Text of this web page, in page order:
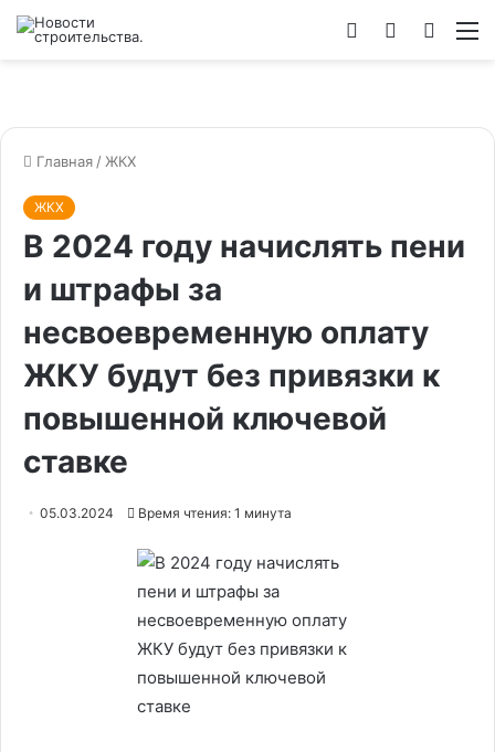
Switch
Войти
Главная / ЖКХ
ЖКХ
В 2024 году начислять пени
и штрафы за
несвоевременную оплату
ЖКУ будут без привязки к
повышенной ключевой
ставке
05.03.2024 Время чтения: 1 минута